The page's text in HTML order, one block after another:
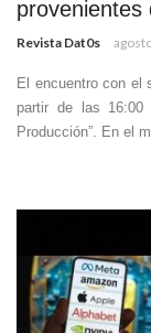
provenientes
Revista Dat0s
El encuentro con el
partir de las
Producción”. En el